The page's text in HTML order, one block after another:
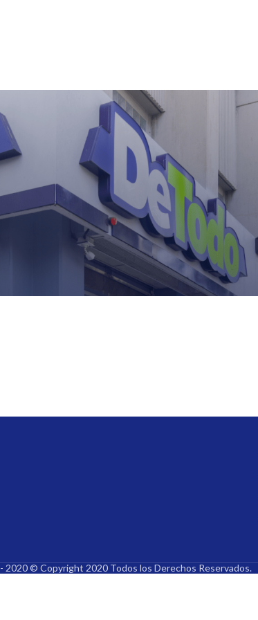
- 2020 © Copyright 2020 Todos los Derechos Reservados.